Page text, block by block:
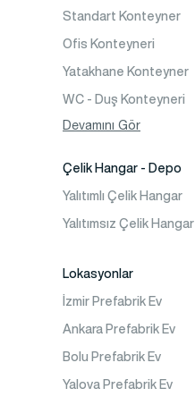
Standart Konteyner
Ofis Konteyneri
Yatakhane Konteyner
WC - Duş Konteyneri
Konteyner Ev
Devamını Gör
Çelik Hangar - Depo
Yalıtımlı Çelik Hangar
Yalıtımsız Çelik Hangar
Lokasyonlar
İzmir Prefabrik Ev
Ankara Prefabrik Ev
Bolu Prefabrik Ev
Yalova Prefabrik Ev